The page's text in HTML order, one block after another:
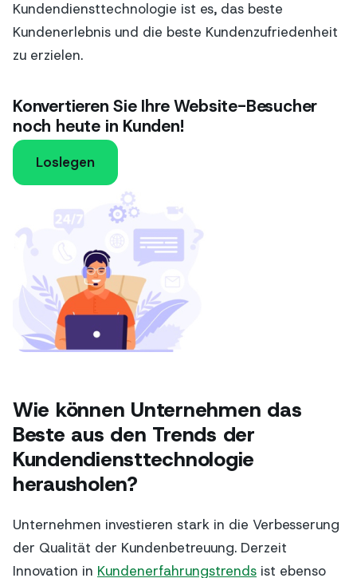
Kundendiensttechnologie ist es, das beste
Kundenerlebnis und die beste Kundenzufriedenheit
zu erzielen.
Konvertieren Sie Ihre Website-Besucher
noch heute in Kunden!
Loslegen
Wie können Unternehmen das
Beste aus den Trends der
Kundendiensttechnologie
herausholen?
Unternehmen investieren stark in die Verbesserung
der Qualität der Kundenbetreuung. Derzeit
Innovation in Kundenerfahrungstrends ist ebenso